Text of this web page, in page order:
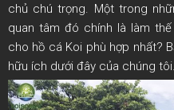
chủ chú trọng. Một trong
quan tâm đó chính là làm
cho hồ cá Koi phù hợp nhất?
hữu ích dưới đây của chúng tôi.